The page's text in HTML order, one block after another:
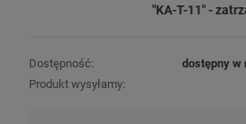
"KA-T-11" -
Dostępność:
dostępny w
Produkt wysyłamy: